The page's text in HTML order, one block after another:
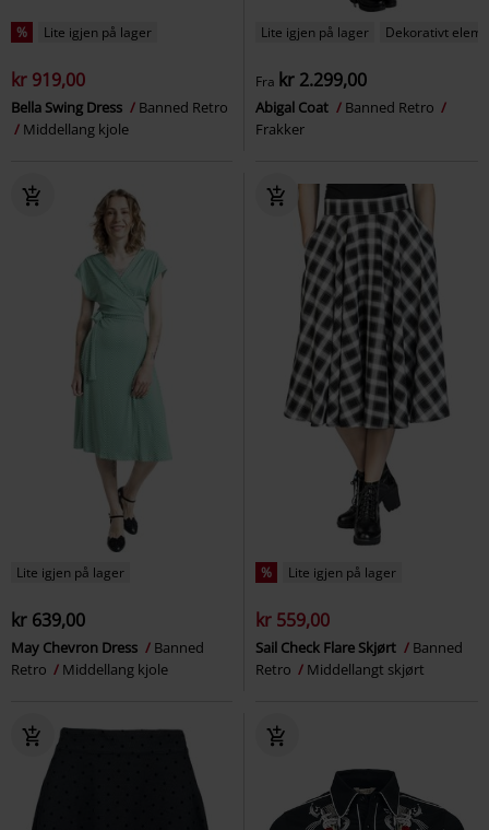
% Lite igjen på lager
kr 919,00
Bella Swing Dress
Banned Retro
Middellang kjole
Lite igjen på lager Dekorativt
Fra kr 2.299,00
Abigal Coat
Banned Retro
Frakker
Lite igjen på lager
kr 639,00
May Chevron Dress
Banned
Retro
Middellang kjole
% Lite igjen på lager
kr 559,00
Sail Check Flare Skjørt
Banned
Retro
Middellangt skjørt